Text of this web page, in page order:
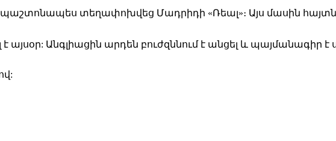
տեղափոխվեց Մադրիդի «Ռեալ»։ Այս մասին
այսօր: Անգլիացին արդեն բուժզննում է անցել և պայմանագիր է